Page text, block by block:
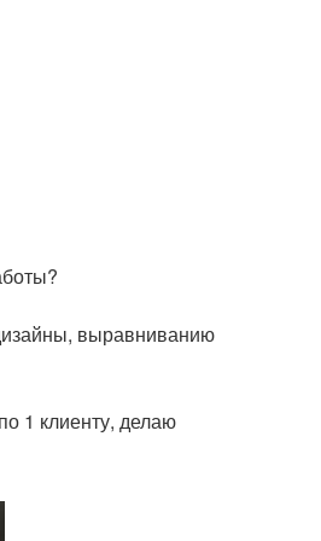
выравниванию
1 клиенту, делаю